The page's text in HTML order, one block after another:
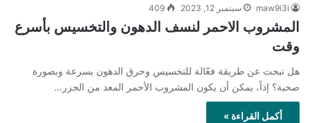
maw9i3i سبتمبر 12, 2023 409
المشروب الاحمر لنسف الدهون والتخسيس بأسرع
وقت
هل تبحث عن طريقة فعّالة للتخسيس وحرق الدهون بسرعة وبصورة
صحية؟ إذاً، يمكن أن يكون المشروب الأحمر المعد من الجزر…
أكمل القراءة »